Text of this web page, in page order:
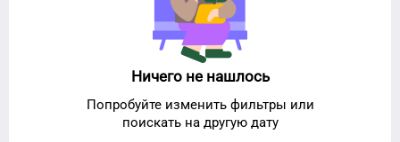
Ничего не нашлось
Попробуйте изменить фильтры или
поискать на другую дату